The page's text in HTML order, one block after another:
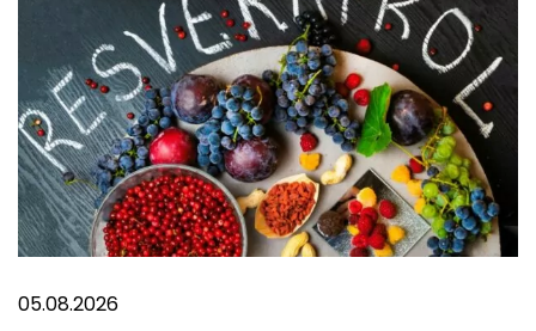
05.08.2026